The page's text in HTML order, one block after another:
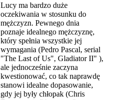
Lucy ma bardzo duże
oczekiwania w stosunku do
mężczyzn. Pewnego dnia
poznaje idealnego mężczyznę,
który spełnia wszystkie jej
wymagania (Pedro Pascal, serial
"The Last of Us", Gladiator II" ),
ale jednocześnie zaczyna
kwestionować, co tak naprawdę
stanowi idealne dopasowanie,
gdy jej były chłopak (Chris